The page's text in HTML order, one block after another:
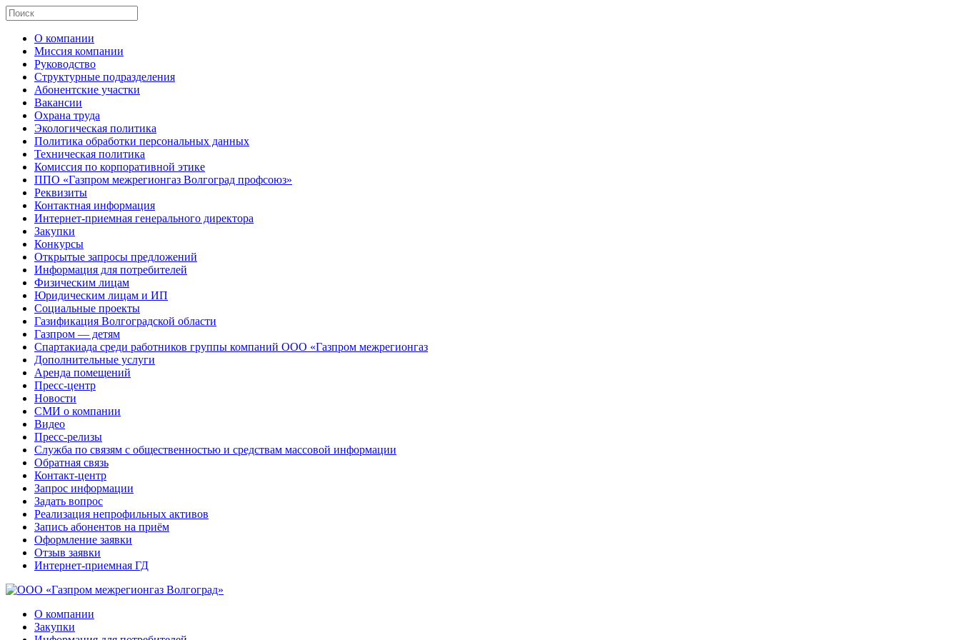
О компании
Миссия компании
Руководство
Структурные подразделения
Абонентские участки
Вакансии
Охрана труда
Экологическая политика
Политика обработки персональных данных
Техническая политика
Комиссия по корпоративной этике
ППО «Газпром межрегионгаз Волгоград профсоюз»
Реквизиты
Контактная информация
Интернет-приемная генерального директора
Закупки
Конкурсы
Открытые запросы предложений
Информация для потребителей
Физическим лицам
Юридическим лицам и ИП
Социальные проекты
Газификация Волгоградской области
Газпром — детям
Спартакиада среди работников группы компаний ООО «Газпром межрегионгаз
Дополнительные услуги
Аренда помещений
Пресс-центр
Новости
СМИ о компании
Видео
Пресс-релизы
Служба по связям с общественностью и средствам массовой информации
Обратная связь
Контакт-центр
Запрос информации
Задать вопрос
Реализация непрофильных активов
Запись абонентов на приём
Оформление заявки
Отзыв заявки
Интернет-приемная ГД
О компании
Закупки